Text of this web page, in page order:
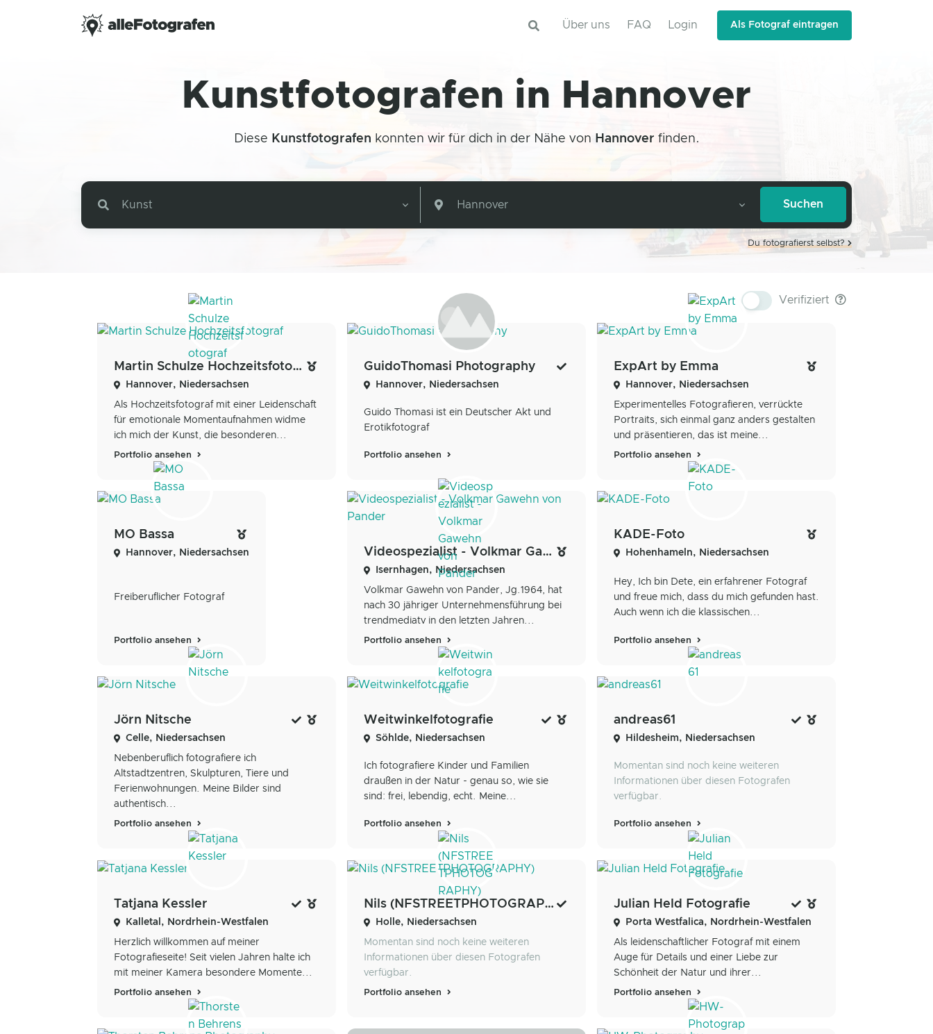
Über uns FAQ Login Als Fotograf eintragen
Kunstfotografen in Hannover
Diese Kunstfotografen konnten wir für dich in der Nähe von Hannover finden.
Kunst Hannover
Du fotografierst selbst?
Verifiziert
Martin Schulze Hochzeitsfotograf
Hannover, Niedersachsen
Als Hochzeitsfotograf mit einer Leidenschaft
für emotionale Momentaufnahmen widme
ich mich der Kunst, die besonderen...
Portfolio ansehen
GuidoThomasi Photography
Hannover, Niedersachsen
Guido Thomasi ist ein Deutscher Akt und
Erotikfotograf
Portfolio ansehen
ExpArt by Emma
Hannover, Niedersachsen
Experimentelles Fotografieren, verrückte
Portraits, sich einmal ganz anders gestalten
und präsentieren, das ist meine...
Portfolio ansehen
MO Bassa
Hannover, Niedersachsen
Freiberuflicher Fotograf
Portfolio ansehen
Videospezialist - Volkmar Gawehn von Pander
Isernhagen, Niedersachsen
Volkmar Gawehn von Pander, Jg.1964, hat
nach 30 jähriger Unternehmensführung bei
trendmediatv in den letzten Jahren...
Portfolio ansehen
KADE-Foto
Hohenhameln, Niedersachsen
Hey, Ich bin Dete, ein erfahrener Fotograf
und freue mich, dass du mich gefunden hast.
Auch wenn ich die klassischen...
Portfolio ansehen
Jörn Nitsche
Celle, Niedersachsen
Nebenberuflich fotografiere ich
Altstadtzentren, Skulpturen, Tiere und
Ferienwohnungen. Meine Bilder sind
authentisch...
Portfolio ansehen
Weitwinkelfotografie
Söhlde, Niedersachsen
Ich fotografiere Kinder und Familien
draußen in der Natur - genau so, wie sie
sind: frei, lebendig, echt. Meine...
Portfolio ansehen
andreas61
Hildesheim, Niedersachsen
Momentan sind noch keine weiteren
Informationen über diesen Fotografen
verfügbar.
Portfolio ansehen
Tatjana Kessler
Kalletal, Nordrhein-Westfalen
Herzlich willkommen auf meiner
Fotografieseite! Seit vielen Jahren halte ich
mit meiner Kamera besondere Momente...
Portfolio ansehen
Nils (NFSTREETPHOTOGRAPHY)
Holle, Niedersachsen
Momentan sind noch keine weiteren
Informationen über diesen Fotografen
verfügbar.
Portfolio ansehen
Julian Held Fotografie
Porta Westfalica, Nordrhein-Westfalen
Als leidenschaftlicher Fotograf mit einem
Auge für Details und einer Liebe zur
Schönheit der Natur und ihrer...
Portfolio ansehen